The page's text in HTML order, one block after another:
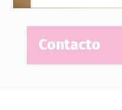
Contacto